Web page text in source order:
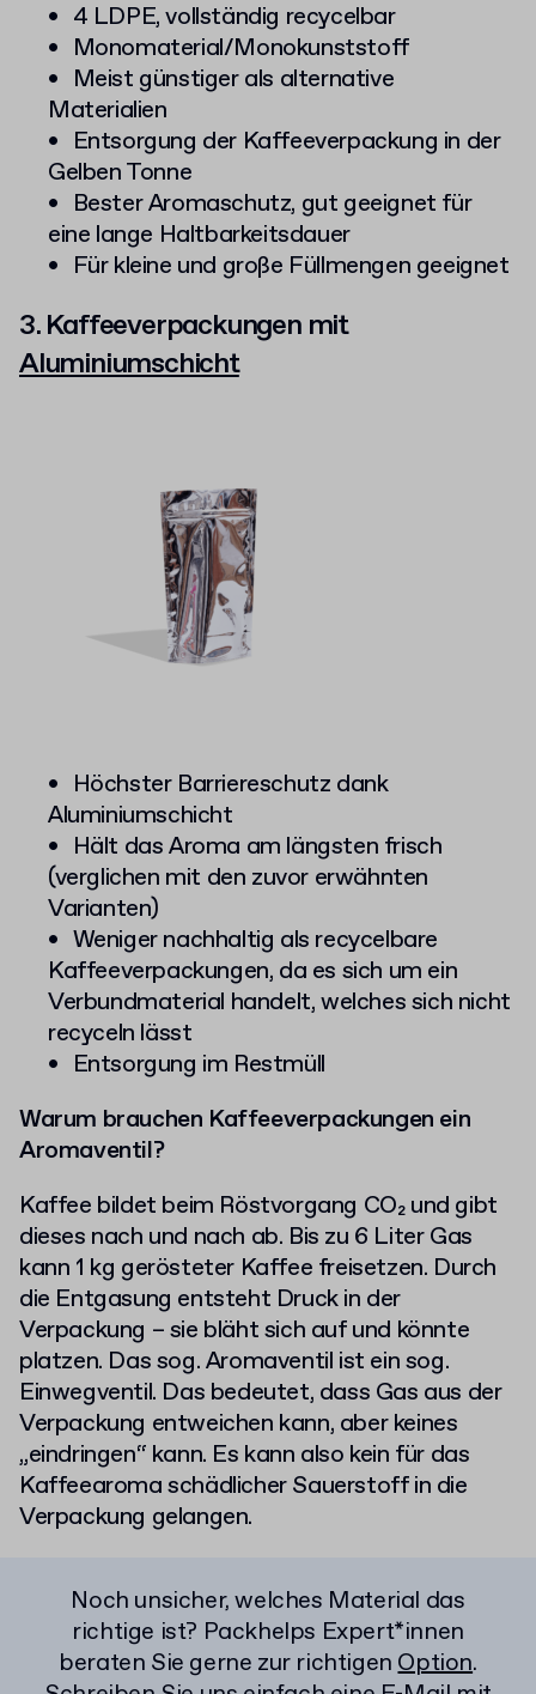
4 LDPE, vollständig recycelbar
Monomaterial/Monokunststoff
Meist günstiger als alternative
Materialien
Entsorgung der Kaffeeverpackung in der
Gelben Tonne
Bester Aromaschutz, gut geeignet für
eine lange Haltbarkeitsdauer
Für kleine und große Füllmengen geeignet
3. Kaffeeverpackungen mit
Aluminiumschicht
Höchster Barriereschutz dank
Aluminiumschicht
Hält das Aroma am längsten frisch
(verglichen mit den zuvor erwähnten
Varianten)
Weniger nachhaltig als recycelbare
Kaffeeverpackungen, da es sich um ein
Verbundmaterial handelt, welches sich nicht
recyceln lässt
Entsorgung im Restmüll
Warum brauchen Kaffeeverpackungen ein
Aromaventil?
Kaffee bildet beim Röstvorgang CO₂ und gibt
dieses nach und nach ab. Bis zu 6 Liter Gas
kann 1 kg gerösteter Kaffee freisetzen. Durch
die Entgasung entsteht Druck in der
Verpackung – sie bläht sich auf und könnte
platzen. Das sog. Aromaventil ist ein sog.
Einwegventil. Das bedeutet, dass Gas aus der
Verpackung entweichen kann, aber keines
„eindringen“ kann. Es kann also kein für das
Kaffeearoma schädlicher Sauerstoff in die
Verpackung gelangen.
Noch unsicher, welches Material das
richtige ist? Packhelps Expert*innen
beraten Sie gerne zur richtigenOption.